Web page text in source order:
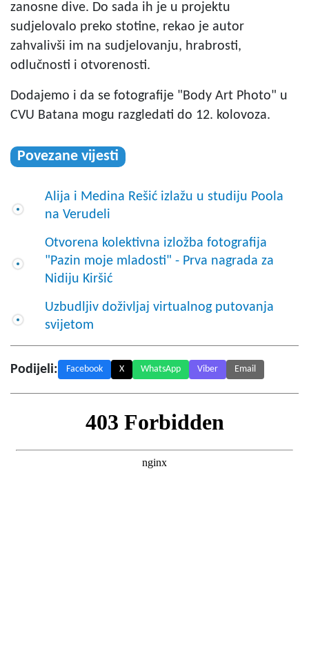
zanosne dive. Do sada ih je u projektu
sudjelovalo preko stotine, rekao je autor
zahvalivši im na sudjelovanju, hrabrosti,
odlučnosti i otvorenosti.
Dodajemo i da se fotografije "Body Art Photo" u
CVU Batana mogu razgledati do 12. kolovoza.
Povezane vijesti
Alija i Medina Rešić izlažu u studiju Poola
na Verudeli
Otvorena kolektivna izložba fotografija
"Pazin moje mladosti" - Prva nagrada za
Nidiju Kiršić
Uzbudljiv doživljaj virtualnog putovanja
svijetom
Podijeli: Facebook X WhatsApp Viber Email